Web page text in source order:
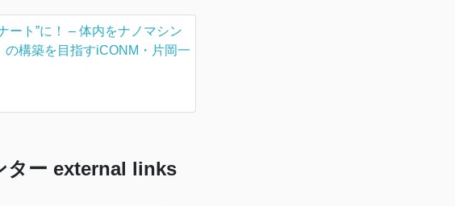
ート”に！ – 体内をナノマシン
の構築を目指すiCONM・片岡一
ター external links